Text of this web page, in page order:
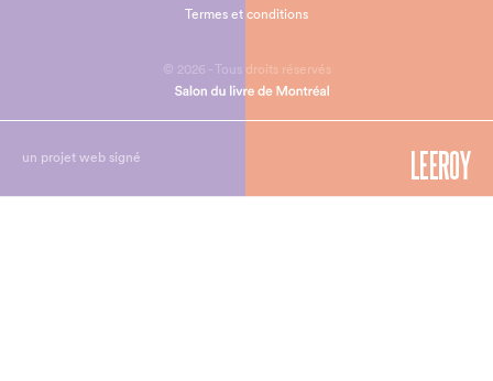
© 2026 - Tous droits réservés
Termes et conditions
un projet web signé